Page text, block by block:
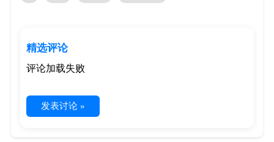
精选评论
评论加载失败
发表讨论 »